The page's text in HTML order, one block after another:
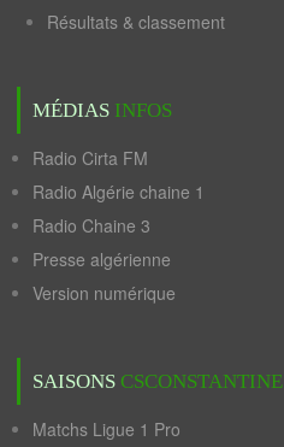
Résultats & classement
MÉDIAS INFOS
Radio Cirta FM
Radio Algérie chaine 1
Radio Chaine 3
Presse algérienne
Version numérique
SAISONS CSCONSTANTINE
Matchs Ligue 1 Pro